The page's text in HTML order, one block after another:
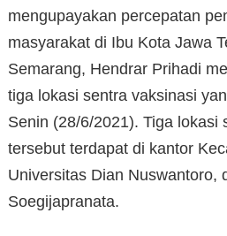
mengupayakan percepatan
masyarakat di Ibu Kota Jawa
Semarang, Hendrar Prihadi
tiga lokasi sentra vaksinasi
Senin (28/6/2021). Tiga lokasi
tersebut terdapat di kantor
Universitas Dian Nuswantoro,
Soegijapranata.